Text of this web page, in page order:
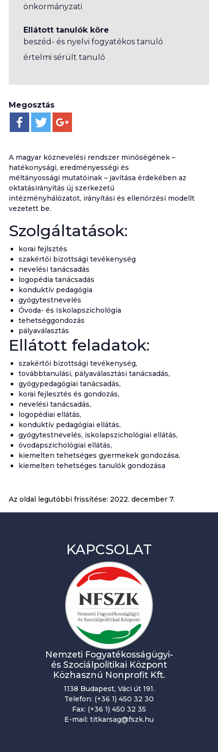
önkormányzati
Ellátott tanulók köre
beszéd- és nyelvi fogyatékos tanuló
értelmi sérült tanuló
Megosztás
A magyar köznevelési rendszer minőségének –
hatékonysági, eredményességi és
méltányossági mutatóinak – javítása érdekében az
oktatásirányítás új szerkezetű
intézményhálózatot, irányítási és ellenőrzési modellt
vezetett be.
Szolgáltatások:
korai fejlsztés
szakértői bizottsági tevékenység
nevelési tanácsadás
logopédia tanácsadás
konduktív pedagógia
gyógytestnevelés
Óvoda- és Iskolapszichológia
tehetséggondozás
pályaválasztás
Ellátott feladatok:
szakértői bizottsági tevékenység,
továbbtanulási, pályaválasztási tanácsadás,
gyógypedagógiai tanácsadás,
korai fejlesztés és gondozás,
nevelési tanácsadás,
logopédiai ellátás,
konduktív pedagógiai ellátás,
gyógytestnevelés, iskolapszichológiai ellátás,
óvodapszichológiai ellátás,
kiemelten tehetséges gyermekek gondozása,
kiemelten tehetséges tanulók gondozása
Az oldal legutóbbi frissítése: 2022. december 7.
KAPCSOLAT
Nemzeti Fogyatékosságügyi-
és Szociálpolitikai Központ
Közhasznú Nonprofit Kft.
1138 Budapest, Váci út 191.
Telefon: (+36 1) 450 32 30
Fax: (+36 1) 450 32 35
E-mail: titkarsag@fszk.hu